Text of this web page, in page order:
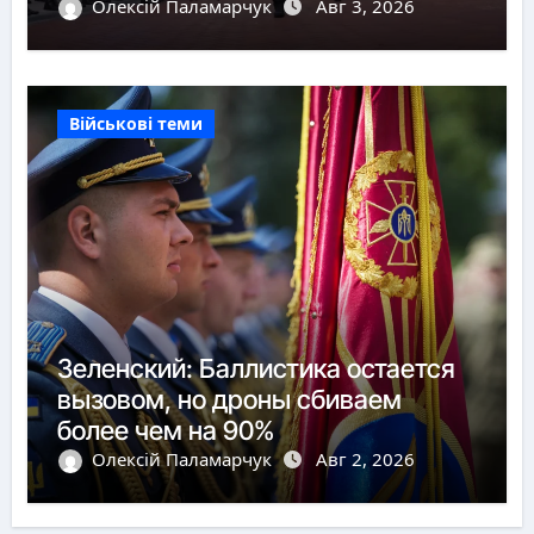
Олексій Паламарчук Авг 3, 2026
Військові теми
Зеленский: Баллистика остается
вызовом, но дроны сбиваем
более чем на 90%
Олексій Паламарчук Авг 2, 2026